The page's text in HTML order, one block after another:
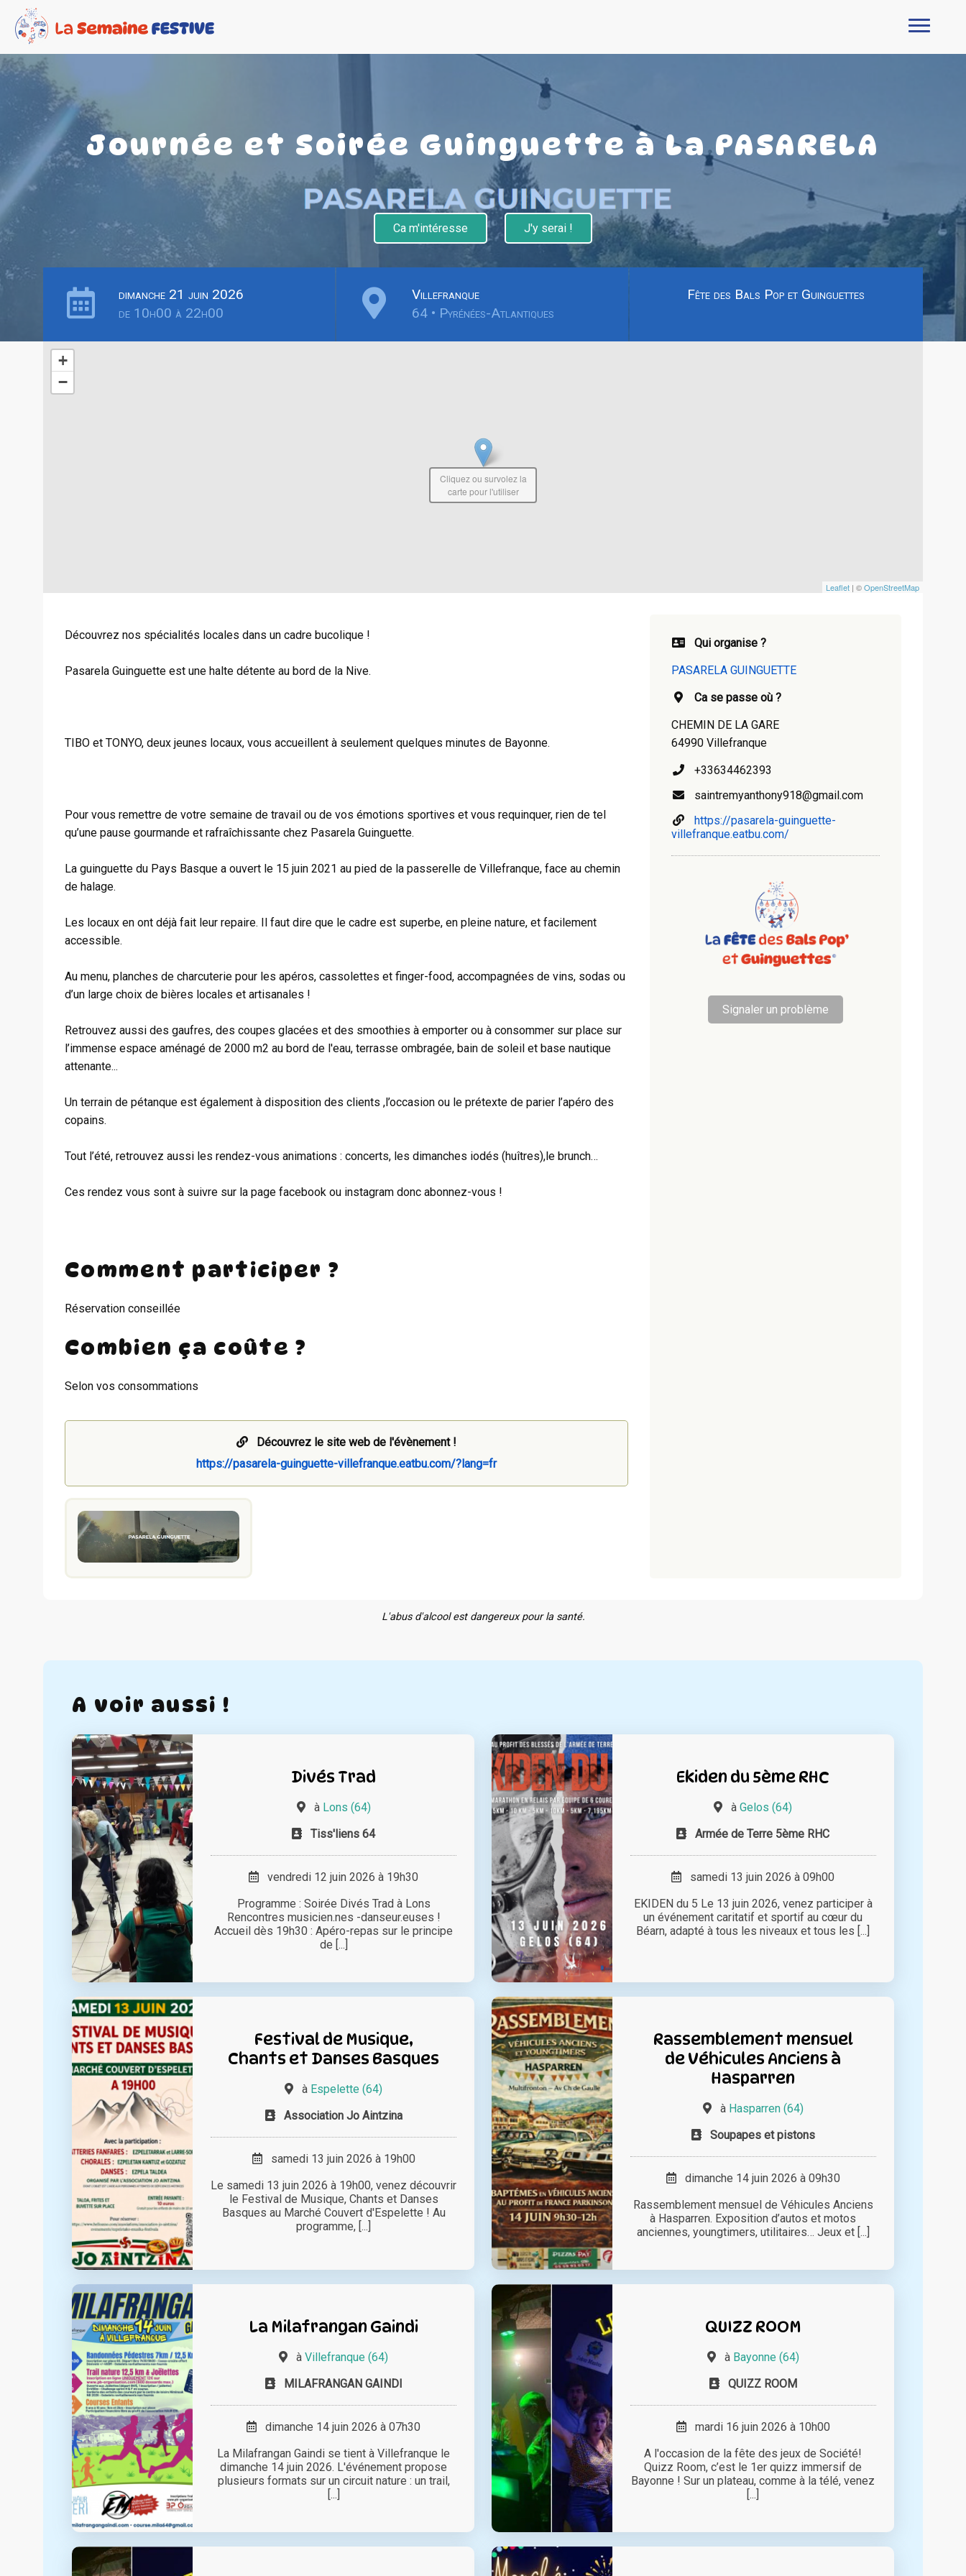
Journée et Soirée Guinguette à La PASARELA
Ca m'intéresse J'y serai !
dimanche 21 juin 2026
de 10h00 à 22h00
Villefranque
64 • Pyrénées-Atlantiques
Fête des Bals Pop et Guinguettes
+
−
Leaflet | ©OpenStreetMap
Cliquez ou survolez la
carte pour l'utiliser
Découvrez nos spécialités locales dans un cadre bucolique !
Pasarela Guinguette est une halte détente au bord de la Nive.
TIBO et TONYO, deux jeunes locaux, vous accueillent à seulement quelques minutes de Bayonne.
Pour vous remettre de votre semaine de travail ou de vos émotions sportives et vous requinquer, rien de tel
qu’une pause gourmande et rafraîchissante chez Pasarela Guinguette.
La guinguette du Pays Basque a ouvert le 15 juin 2021 au pied de la passerelle de Villefranque, face au chemin
de halage.
Les locaux en ont déjà fait leur repaire. Il faut dire que le cadre est superbe, en pleine nature, et facilement
accessible.
Au menu, planches de charcuterie pour les apéros, cassolettes et finger-food, accompagnées de vins, sodas ou
d’un large choix de bières locales et artisanales !
Retrouvez aussi des gaufres, des coupes glacées et des smoothies à emporter ou à consommer sur place sur
l’immense espace aménagé de 2000 m2 au bord de l'eau, terrasse ombragée, bain de soleil et base nautique
attenante...
Un terrain de pétanque est également à disposition des clients ,l’occasion ou le prétexte de parier l’apéro des
copains.
Tout l’été, retrouvez aussi les rendez-vous animations : concerts, les dimanches iodés (huîtres),le brunch…
Ces rendez vous sont à suivre sur la page facebook ou instagram donc abonnez-vous !
Comment participer ?
Réservation conseillée
Combien ça coûte ?
Selon vos consommations
Découvrez le site web de l'évènement !
https://pasarela-guinguette-villefranque.eatbu.com/?lang=fr
Qui organise ?
PASARELA GUINGUETTE
Ca se passe où ?
CHEMIN DE LA GARE
64990 Villefranque
+33634462393
saintremyanthony918@gmail.com
https://pasarela-guinguette-
villefranque.eatbu.com/
Signaler un problème
L'abus d'alcool est dangereux pour la santé.
A voir aussi !
Divés Trad
à Lons (64)
Tiss'liens 64
vendredi 12 juin 2026 à 19h30
Programme : Soirée Divés Trad à Lons
Rencontres musicien.nes -danseur.euses !
Accueil dès 19h30 : Apéro-repas sur le principe
de [...]
Ekiden du 5ème RHC
àGelos (64)
Armée de Terre 5ème RHC
samedi 13 juin 2026 à 09h00
EKIDEN du 5 Le 13 juin 2026, venez participer à
un événement caritatif et sportif au cœur du
Béarn, adapté à tous les niveaux et tous les [...]
Festival de Musique,
Chants et Danses Basques
à Espelette (64)
Association Jo Aintzina
samedi 13 juin 2026 à 19h00
Le samedi 13 juin 2026 à 19h00, venez découvrir
le Festival de Musique, Chants et Danses
Basques au Marché Couvert d'Espelette ! Au
programme, [...]
Rassemblement mensuel
de Véhicules Anciens à
Hasparren
à Hasparren (64)
Soupapes et pistons
dimanche 14 juin 2026 à 09h30
Rassemblement mensuel de Véhicules Anciens
à Hasparren. Exposition d’autos et motos
anciennes, youngtimers, utilitaires… Jeux et [...]
La Milafrangan Gaindi
àVillefranque (64)
MILAFRANGAN GAINDI
dimanche 14 juin 2026 à 07h30
La Milafrangan Gaindi se tient à Villefranque le
dimanche 14 juin 2026. L'événement propose
plusieurs formats sur un circuit nature : un trail,
[...]
QUIZZ ROOM
à Bayonne (64)
QUIZZ ROOM
mardi 16 juin 2026 à 10h00
A l'occasion de la fête des jeux de Société!
Quizz Room, c’est le 1er quizz immersif de
Bayonne ! Sur un plateau, comme à la télé, venez
[...]